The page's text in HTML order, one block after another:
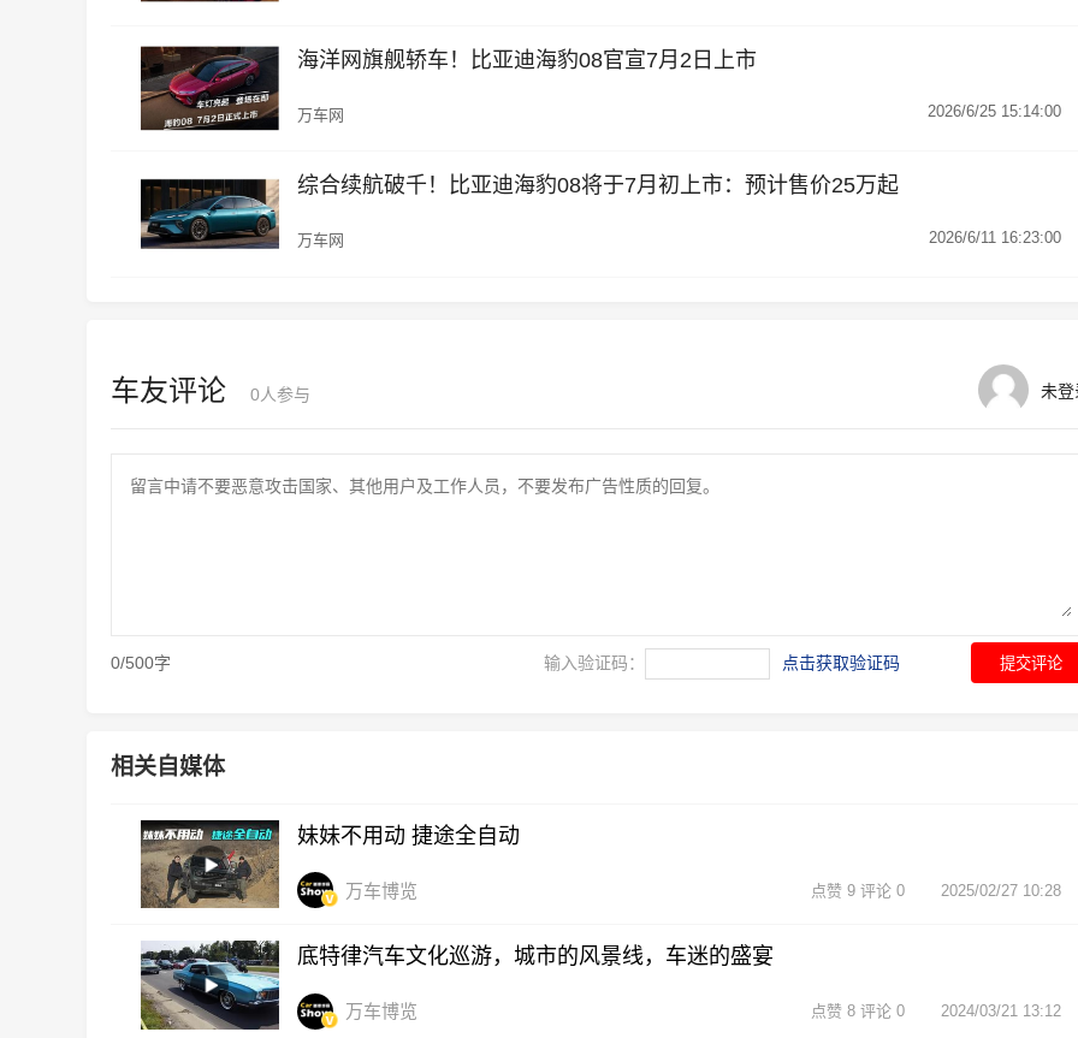
海洋网旗舰轿车！比亚迪海豹08官宣7月2日上市
万车网 2026/6/25 15:14:00
综合续航破千！比亚迪海豹08将于7月初上市：预计售价25万起
万车网 2026/6/11 16:23:00
未登
车友评论 0 人参与
0/500字 输入验证码： 点击获取验证码 提交评论
相关自媒体
妹妹不用动 捷途全自动
万车博览 2025/02/27 10:28
点赞 9 评论 0
底特律汽车文化巡游，城市的风景线，车迷的盛宴
万车博览 2024/03/21 13:12
点赞 8 评论 0